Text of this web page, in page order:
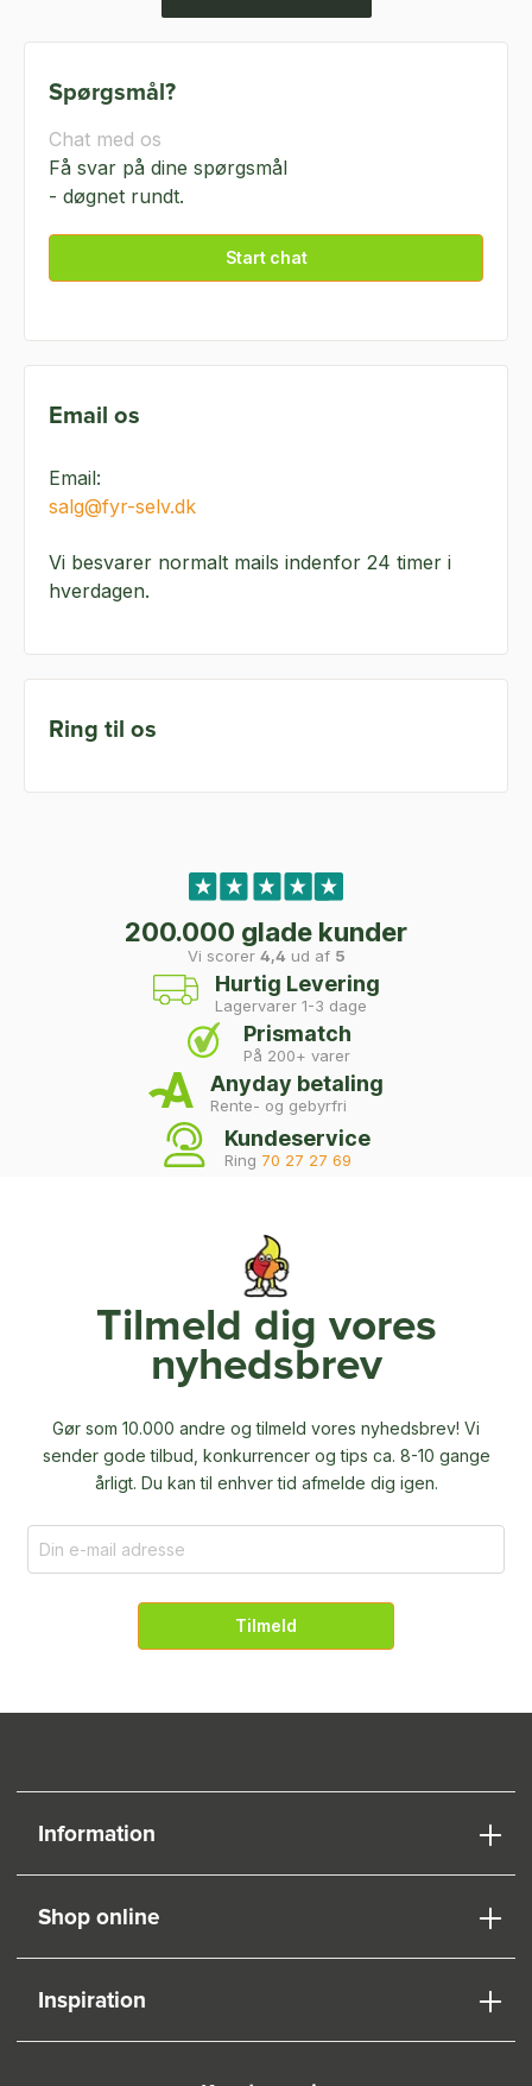
Spørgsmål?
Chat med os
Få svar på dine spørgsmål
- døgnet rundt.
Start chat
Email os
Email:
salg@fyr-selv.dk
Vi besvarer normalt mails indenfor 24 timer i
hverdagen.
Ring til os
Hurtig Levering
Lagervarer 1-3 dage
Prismatch
På 200+ varer
200.000 glade kunder
Vi scorer 4,4 ud af 5
Anyday betaling
Rente- og gebyrfri
Kundeservice
Ring 70 27 27 69
Tilmeld dig vores
nyhedsbrev
Gør som 10.000 andre og tilmeld vores nyhedsbrev! Vi
sender gode tilbud, konkurrencer ogtips ca. 8-10 gange
årligt. Du kan til enhver tid afmelde dig igen.
Tilmeld
Information
Shop online
Inspiration